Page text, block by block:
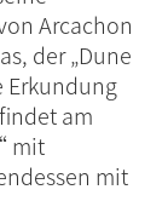
Arcachon
der „Dune
Erkundung
am
mit
mit